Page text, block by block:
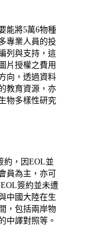
能將5萬6物種
專業人員的投
列與支持，這
片授權之費用
向，透過資料
教育資源，亦
物多樣性研究
約，因EOL並
員為主，亦可
簽約並未遭
中國大陸在生
，包括兩岸物
中譯對照等。